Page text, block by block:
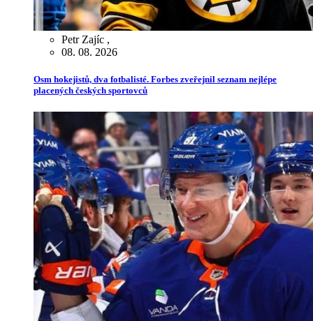
Petr Zajíc ,
08. 08. 2026
Osm hokejistů, dva fotbalisté. Forbes zveřejnil seznam nejlépe
placených českých sportovců